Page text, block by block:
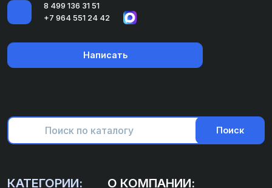
8 499 136 31 51
+7 964 551 24 42
Написать
Поиск
КАТЕГОРИИ: О КОМПАНИИ: